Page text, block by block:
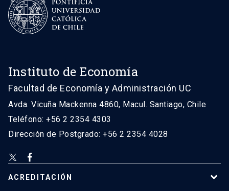
Instituto de Economía
Facultad de Economía y Administración UC
Avda. Vicuña Mackenna 4860, Macul. Santiago, Chile
Teléfono: +56 2 2354 4303
Dirección de Postgrado: +56 2 2354 4028
ACREDITACIÓN